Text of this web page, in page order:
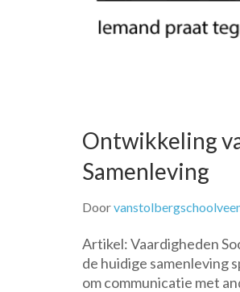
Ontwikkeling
Samenleving
Door
Artikel: Vaardigheden
de huidige samenleving
om communicatie met